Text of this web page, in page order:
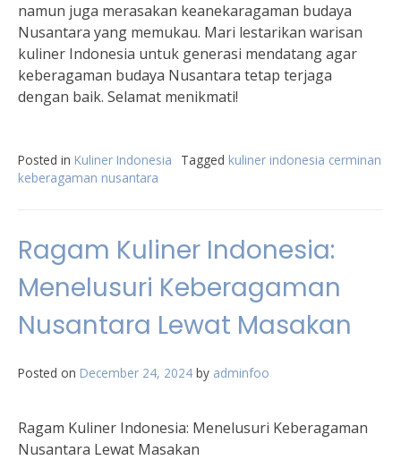
namun juga merasakan keanekaragaman budaya
Nusantara yang memukau. Mari lestarikan warisan
kuliner Indonesia untuk generasi mendatang agar
keberagaman budaya Nusantara tetap terjaga
dengan baik. Selamat menikmati!
Posted in Kuliner Indonesia Tagged kuliner indonesia cerminan
keberagaman nusantara
Ragam Kuliner Indonesia:
Menelusuri Keberagaman
Nusantara Lewat Masakan
Posted on December 24, 2024 by adminfoo
Ragam Kuliner Indonesia: Menelusuri Keberagaman
Nusantara Lewat Masakan